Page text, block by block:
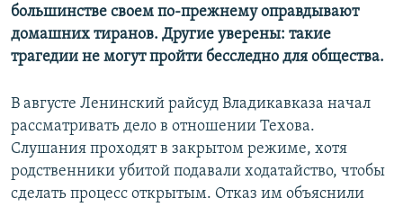
большинстве своем по-прежнему оправдывают
домашних тиранов. Другие уверены: такие
трагедии не могут пройти бесследно для общества.
В августе Ленинский райсуд Владикавказа начал
рассматривать дело в отношении Техова.
Слушания проходят в закрытом режиме, хотя
родственники убитой подавали ходатайство, чтобы
сделать процесс открытым. Отказ им объяснили